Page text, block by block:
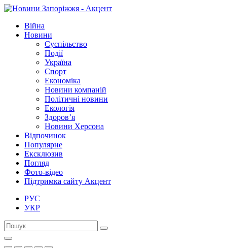
Війна
Новини
Суспільство
Події
Україна
Спорт
Економіка
Новини компаній
Політичні новини
Екологія
Здоров’я
Новини Херсона
Відпочинок
Популярне
Ексклюзив
Погляд
Фото-відео
Підтримка сайту Акцент
РУС
УКР